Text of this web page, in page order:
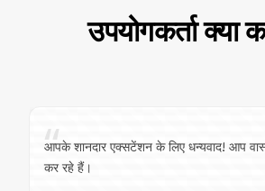
उपयोगकर्ता क्या
“
आपके शानदार एक्सटेंशन के लिए धन्यवाद! आप
कर रहे हैं।